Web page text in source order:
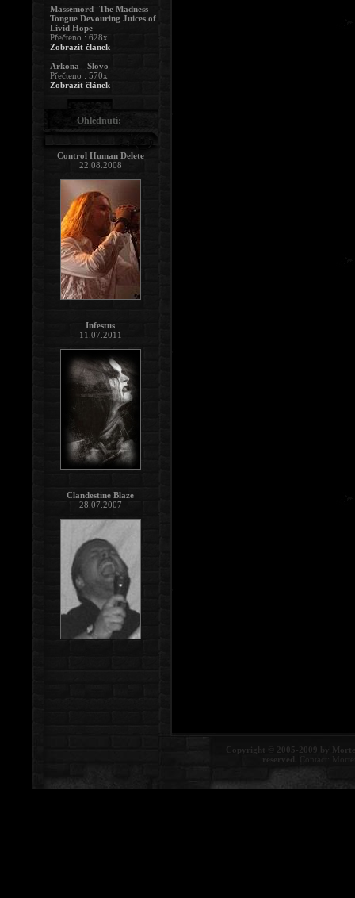
Copyright © 2005-2009 by
reserved. Contact:
Massemord -The Madness
Tongue Devouring Juices of
Livid Hope
Přečteno : 628x
Zobrazit článek
Arkona - Slovo
Přečteno : 570x
Zobrazit článek
Ohlédnutí:
Control Human Delete
22.08.2008
Infestus
11.07.2011
Clandestine Blaze
28.07.2007